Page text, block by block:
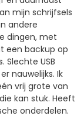
mijn schrijfsels
andere
dingen, met
een backup op
Slechte USB
nauwelijks. Ik
vrij grote van
kan stuk. Heeft
onderdelen.